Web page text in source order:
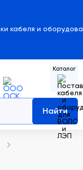
Найти